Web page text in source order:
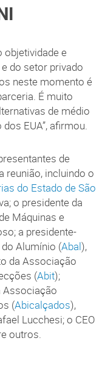
objetividade e
do setor privado
neste momento é
É muito
de médio
EUA”, afirmou.
de
reunião, incluindo o
do Estado de São
o presidente da
Máquinas e
a presidente-
Alumínio (Abal),
da Associação
(Abit);
Associação
(Abicalçados),
Lucchesi; o CEO
outros.